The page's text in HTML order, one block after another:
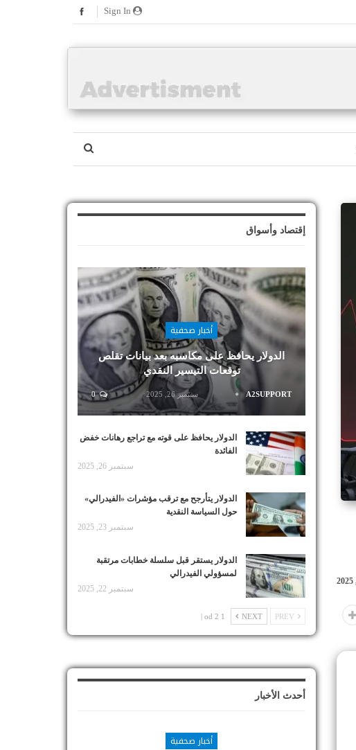
إقتصاد وأسواق
أخبار صحفية
الدولار يحافظ على مكاسبه بعد بيانات تقلص
توقعات التيسير النقدي
A2SUPPORT سبتمبر 26, 2025 0
الدولار يحافظ على قوته مع تراجع رهانات خفض
الفائدة
سبتمبر 26, 2025
الدولار يتأرجح مع ترقب مؤشرات «الفيدرالي»
حول السياسة النقدية
سبتمبر 23, 2025
الدولار يستقر قبل سلسلة خطابات مرتقبة
لمسؤولي الفيدرالي
سبتمبر 22, 2025
NEXT
1 od 2 |
أحدث الأخبار
أخبار صحفية